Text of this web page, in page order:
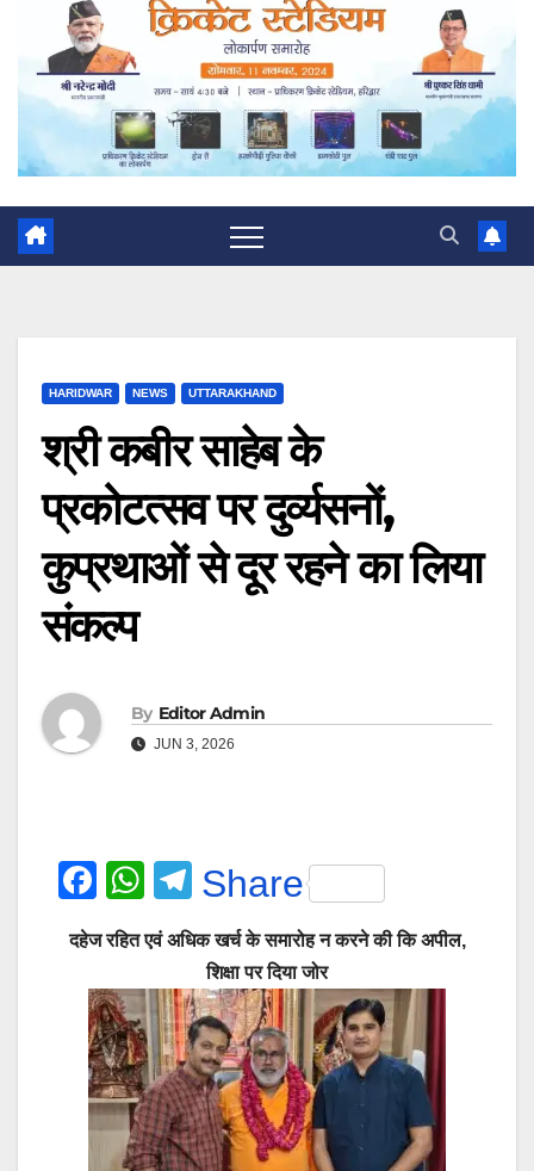
HARIDWAR NEWS UTTARAKHAND
श्री कबीर साहेब के
प्रकोटत्सव पर दुर्व्यसनों,
कुप्रथाओं से दूर रहने का लिया
संकल्प
By Editor Admin
JUN 3, 2026
F
a
c
e
b
o
o
k
W
h
at
s
A
p
p
T
e
gr
a
m
Share
दहेज रहित एवं अधिक खर्च के समारोह न करने की कि अपील,
शिक्षा पर दिया जोर